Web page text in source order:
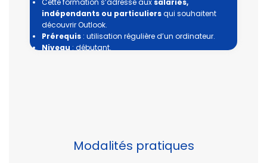
indépendants ou particuliersqui souhaitent
découvrir Outlook.
Prérequis : utilisation régulière d’un ordinateur.
Niveau : débutant.
Modalités pratiques